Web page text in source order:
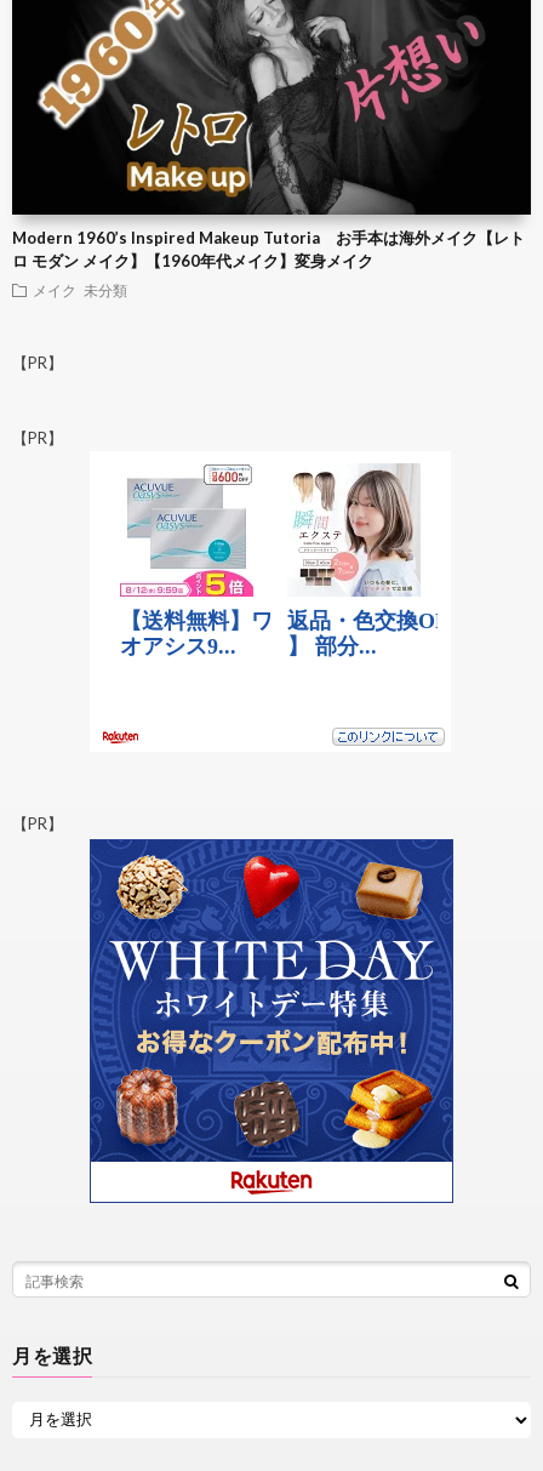
Modern 1960’s Inspired Makeup Tutoria お手本は海外メイク【レト
ロ モダン メイク】【1960年代メイク】変身メイク
メイク 未分類
【PR】
【PR】
【PR】
月を選択